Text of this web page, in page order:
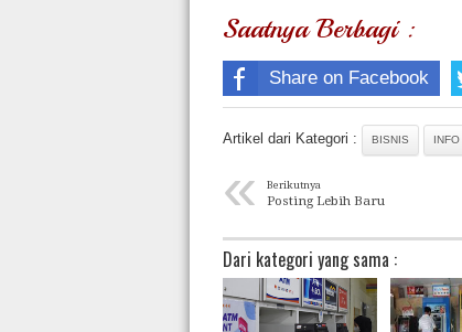
Saatnya Berbagi :
Share on Facebook
Artikel dari Kategori : BISNIS INFO
« Berikutnya
Posting Lebih Baru
Dari kategori yang sama :